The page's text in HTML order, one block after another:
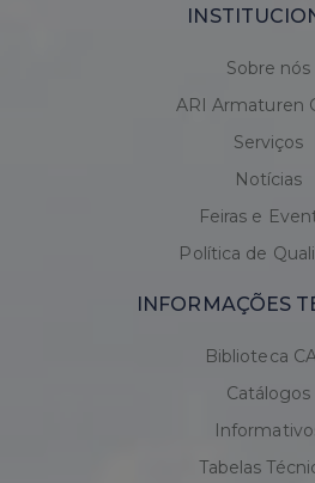
Sobre nós
ARI Armaturen
Serviços
Notícias
Feiras e
Política de
INFORMAÇÕES
Biblioteca
Catálogos
Tabelas